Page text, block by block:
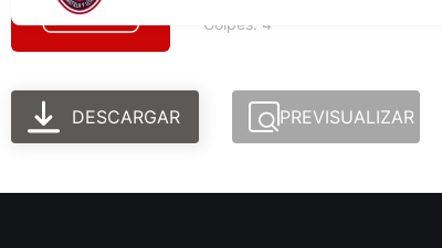
Golpes: 4
DESCARGAR PREVISUALIZAR